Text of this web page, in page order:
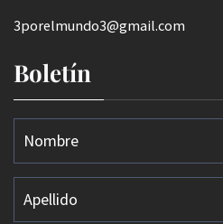
3porelmundo3@gmail.com
Boletín